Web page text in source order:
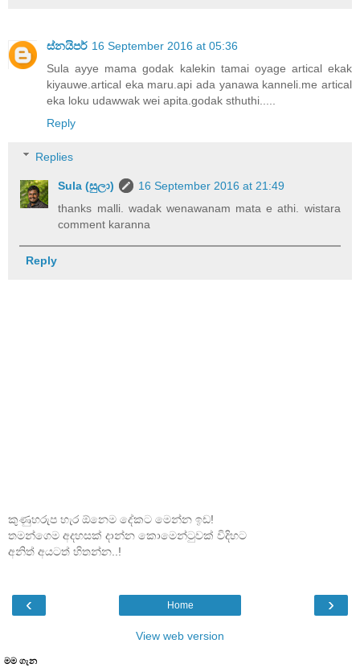
ස්නයිපර් 16 September 2016 at 05:36
Sula ayye mama godak kalekin tamai oyage artical ekak
kiyauwe.artical eka maru.api ada yanawa kanneli.me artical
eka loku udawwak wei apita.godak sthuthi.....
Reply
Replies
Sula (සුලා)
16 September 2016 at 21:49
thanks malli. wadak wenawanam mata e athi. wistara
comment karanna
Reply
කුණුහරුප හැර ඕනෙම දේකට මෙන්න ඉඩ!
තමන්ගෙම අදහසක් දාන්න කොමෙන්ටුවක් විදිහට
අනිත් අයටත් හිතන්න..!
‹ ›
Home
View web version
මම ගැන